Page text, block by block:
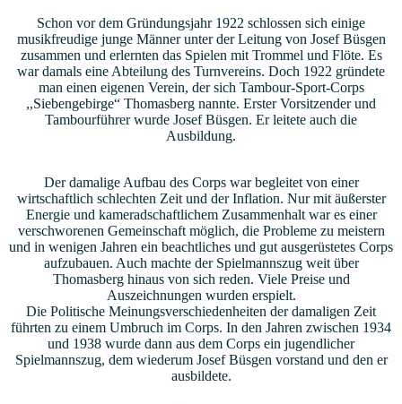
Schon vor dem Gründungsjahr 1922 schlossen sich einige
musikfreudige junge Männer unter der Leitung von Josef Büsgen
zusammen und erlernten das Spielen mit Trommel und Flöte. Es
war damals eine Abteilung des Turnvereins. Doch 1922 gründete
man einen eigenen Verein, der sich Tambour-Sport-Corps
,,Siebengebirge“ Thomasberg nannte. Erster Vorsitzender und
Tambourführer wurde Josef Büsgen. Er leitete auch die
Ausbildung.
Der damalige Aufbau des Corps war begleitet von einer
wirtschaftlich schlechten Zeit und der Inflation. Nur mit äußerster
Energie und kameradschaftlichem Zusammenhalt war es einer
verschworenen Gemeinschaft möglich, die Probleme zu meistern
und in wenigen Jahren ein beachtliches und gut ausgerüstetes Corps
aufzubauen. Auch machte der Spielmannszug weit über
Thomasberg hinaus von sich reden. Viele Preise und
Auszeichnungen wurden erspielt.
Die Politische Meinungsverschiedenheiten der damaligen Zeit
führten zu einem Umbruch im Corps. In den Jahren zwischen 1934
und 1938 wurde dann aus dem Corps ein jugendlicher
Spielmannszug, dem wiederum Josef Büsgen vorstand und den er
ausbildete.